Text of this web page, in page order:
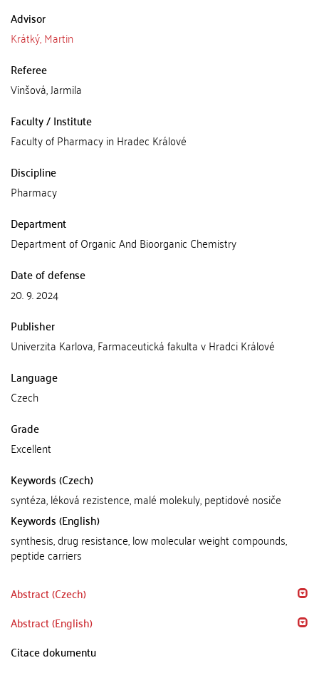
Advisor
Krátký, Martin
Referee
Vinšová, Jarmila
Faculty / Institute
Faculty of Pharmacy in Hradec Králové
Discipline
Pharmacy
Department
Department of Organic And Bioorganic Chemistry
Date of defense
20. 9. 2024
Publisher
Univerzita Karlova, Farmaceutická fakulta v Hradci Králové
Language
Czech
Grade
Excellent
Keywords (Czech)
syntéza, léková rezistence, malé molekuly, peptidové nosiče
Keywords (English)
synthesis, drug resistance, low molecular weight compounds,
peptide carriers
Abstract (Czech)
Abstract (English)
Citace dokumentu